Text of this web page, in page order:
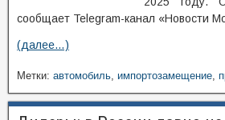
сообщает Telegram-канал «Новости
(далее…)
Метки: автомобиль, импортозамещение,